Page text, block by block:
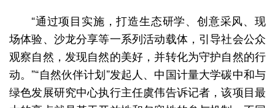
“通过项目实施，打造生态研学、创意采风、现
场体验、沙龙分享等一系列活动载体，引导社会公众
观察自然，发现自然的美好，并转化为守护自然的行
动。”“自然伙伴计划”发起人、中国计量大学碳中和与
绿色发展研究中心执行主任虞伟告诉记者，该项目最